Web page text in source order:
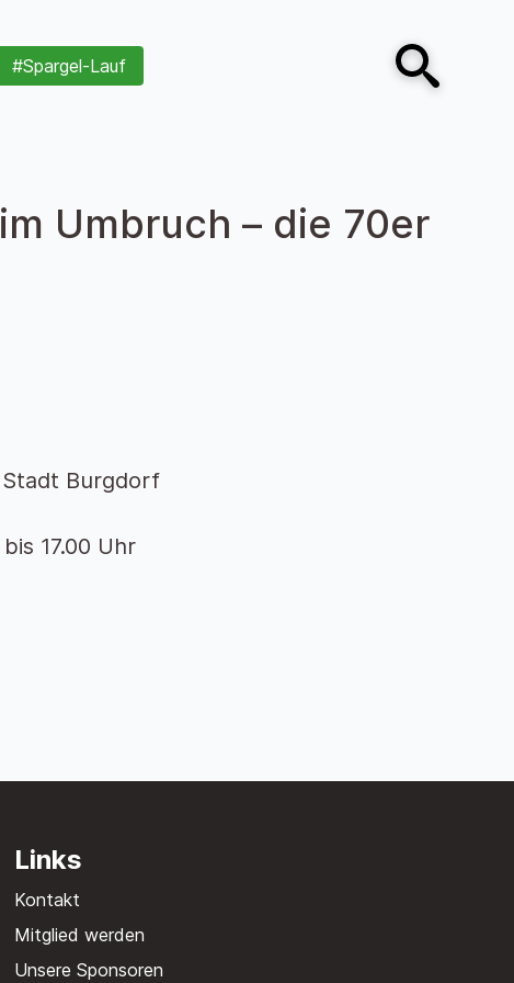
#Spargel-Lauf
Open search
Umbruch – die 70er
Burgdorf
17.00 Uhr
Links
Kontakt
Mitglied werden
Unsere Sponsoren